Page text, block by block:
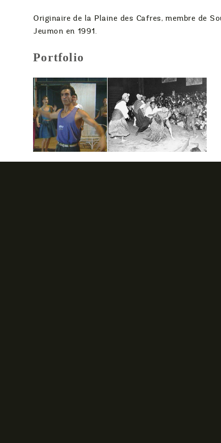
Originaire de la Plaine des Cafres, membre de
Jeumon en 1991.
Portfolio